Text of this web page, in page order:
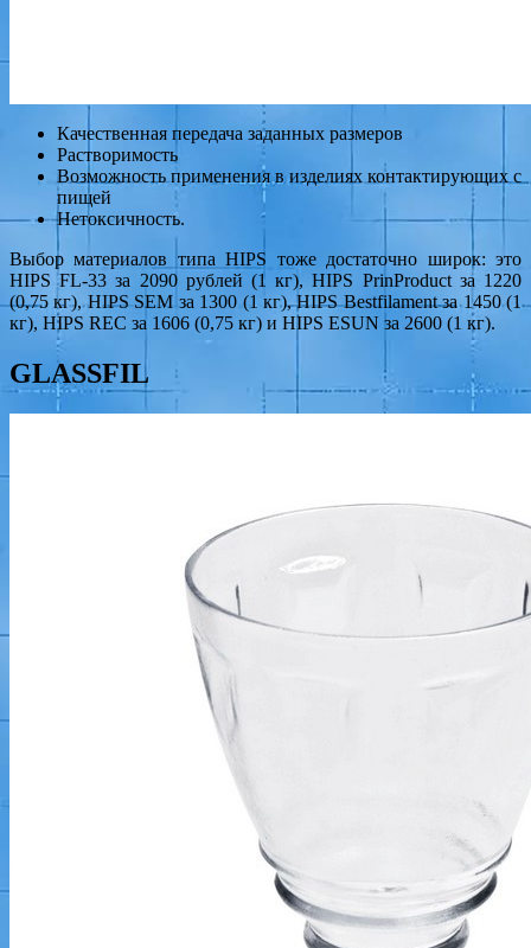
Качественная передача заданных размеров
Растворимость
Возможность применения в изделиях контактирующих с
пищей
Нетоксичность.
Выбор материалов типа HIPS тоже достаточно широк: это
HIPS FL-33 за 2090 рублей (1 кг), HIPS PrinProduct за 1220
(0,75 кг), HIPS SEM за 1300 (1 кг), HIPS Bestfilament за 1450 (1
кг), HIPS REC за 1606 (0,75 кг) и HIPS ESUN за 2600 (1 кг).
GLASSFIL